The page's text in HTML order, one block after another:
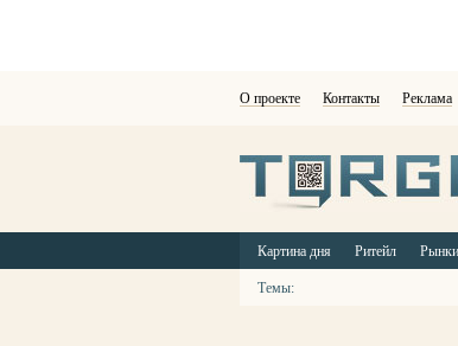
О проекте Контакты Реклама
Картина дня Ритейл Рынки
Темы: